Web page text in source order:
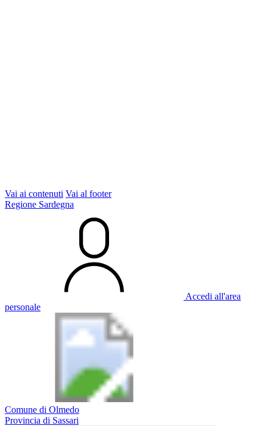
Vai ai contenuti Vai al footer
Regione Sardegna
Accedi all'area
personale
Comune di Olmedo
Provincia di Sassari